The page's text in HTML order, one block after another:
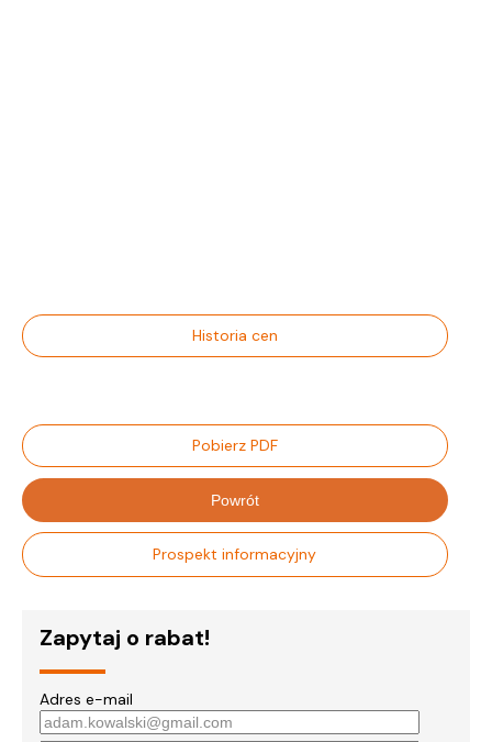
Historia cen
Pobierz PDF
Powrót
Prospekt informacyjny
Zapytaj o rabat!
Adres e-mail